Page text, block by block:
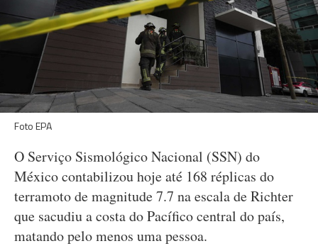
Foto EPA
O Serviço Sismológico Nacional (SSN) do
México contabilizou hoje até 168 réplicas do
terramoto de magnitude 7.7 na escala de Richter
que sacudiu a costa do Pacífico central do país,
matando pelo menos uma pessoa.